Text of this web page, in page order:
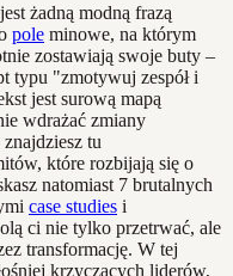
żadną modną frazą
pole minowe, na którym
zostawiają swoje buty –
typu "zmotywuj zespół i
jest surową mapą
wdrażać zmiany
tu
które rozbijają się o
natomiast 7 brutalnych
case studies i
ci nie tylko przetrwać, ale
transformację. W tej
krzyczących liderów,